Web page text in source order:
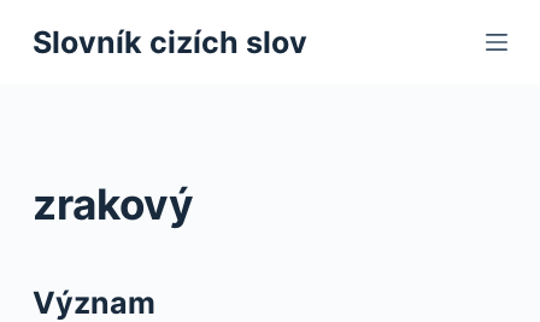
SSlovník cizích slov
zrakový
Význam